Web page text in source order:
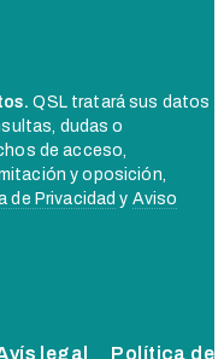
QSL tratará sus datos
dudas o
de acceso,
y oposición,
de Privacidad y Aviso
legal Política de